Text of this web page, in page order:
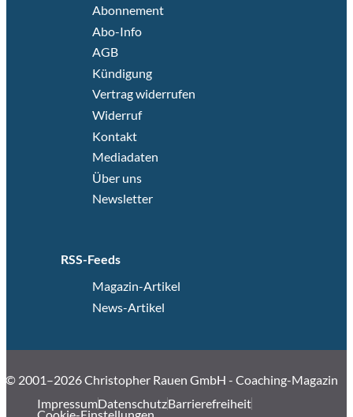
Abonnement
Abo-Info
AGB
Kündigung
Vertrag widerrufen
Widerruf
Kontakt
Mediadaten
Über uns
Newsletter
RSS-Feeds
Magazin-Artikel
News-Artikel
© 2001–2026 Christopher Rauen GmbH - Coaching-Magazin
ImpressumDatenschutzBarrierefreiheit